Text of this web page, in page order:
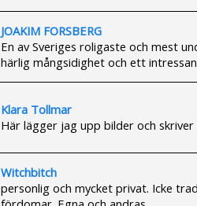
JOAKIM FORSBERG
En av Sveriges roligaste och mest
härlig mångsidighet och ett
Klara Tollmar
Här lägger jag upp bilder och
Witchbitch
personlig och mycket privat. Icke